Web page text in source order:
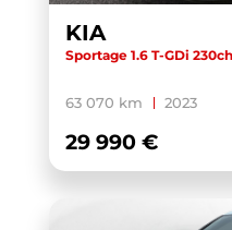
KIA
Sportage 1.6 T-GDi
63 070 km 2023
29 990 €